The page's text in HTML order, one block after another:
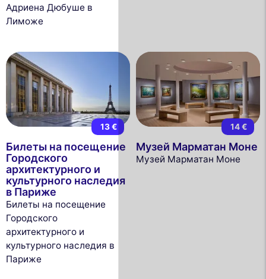
Адриена Дюбуше в
Лиможе
13 €
Билеты на посещение
Городского
архитектурного и
культурного наследия
в Париже
Билеты на посещение
Городского
архитектурного и
культурного наследия в
Париже
14 €
Музей Марматан Моне
Музей Марматан Моне